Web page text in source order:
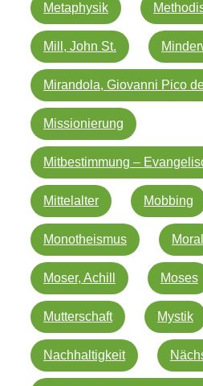
Metaphysik
Mill, John St.
Mirandola, Giovanni Pico
Missionierung
Mitbestimmung –
Mittelalter Mobbing
Monotheismus Moral
Moser, Achill Moses
Mutterschaft Mystik
Nachhaltigkeit